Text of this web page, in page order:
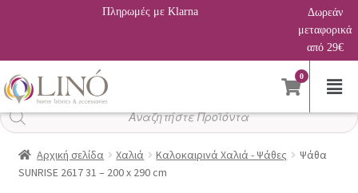
Πληρωμές με Klarna
Δωρεάν
μεταφορικά
από 29€
0
Αναζήτηση
προϊόντων
Αρχική σελίδα Χαλιά Καλοκαιρινά Χαλιά - Ψάθες
Ψάθα
SUNRISE 2617 31 – 200 x 290 cm